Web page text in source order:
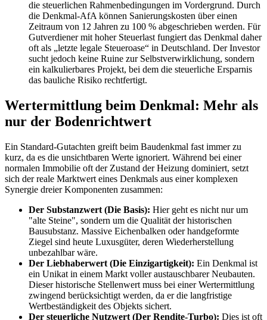
die steuerlichen Rahmenbedingungen im Vordergrund. Durch
die Denkmal-AfA können Sanierungskosten über einen
Zeitraum von 12 Jahren zu 100 % abgeschrieben werden. Für
Gutverdiener mit hoher Steuerlast fungiert das Denkmal daher
oft als „letzte legale Steueroase“ in Deutschland. Der Investor
sucht jedoch keine Ruine zur Selbstverwirklichung, sondern
ein kalkulierbares Projekt, bei dem die steuerliche Ersparnis
das bauliche Risiko rechtfertigt.
Wertermittlung beim Denkmal: Mehr als
nur der Bodenrichtwert
Ein Standard-Gutachten greift beim Baudenkmal fast immer zu
kurz, da es die unsichtbaren Werte ignoriert. Während bei einer
normalen Immobilie oft der Zustand der Heizung dominiert, setzt
sich der reale Marktwert eines Denkmals aus einer komplexen
Synergie dreier Komponenten zusammen:
Der Substanzwert (Die Basis): Hier geht es nicht nur um
"alte Steine", sondern um die Qualität der historischen
Bausubstanz. Massive Eichenbalken oder handgeformte
Ziegel sind heute Luxusgüter, deren Wiederherstellung
unbezahlbar wäre.
Der Liebhaberwert (Die Einzigartigkeit): Ein Denkmal ist
ein Unikat in einem Markt voller austauschbarer Neubauten.
Dieser historische Stellenwert muss bei einer Wertermittlung
zwingend berücksichtigt werden, da er die langfristige
Wertbeständigkeit des Objekts sichert.
Der steuerliche Nutzwert (Der Rendite-Turbo): Dies ist oft